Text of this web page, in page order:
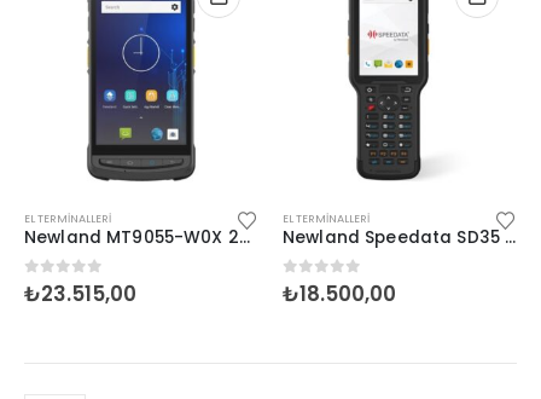
EL TERMINALLERI
Newland MT9055-W0X 2D Android 11 (Kılıf) Wifi BT
0 5 üzerinden
₺23.515,00
EL TERMINALLERI
Newland Speedata SD35 (Leo) 2D Android 8.1 Wifi BT
0 5 üzerinden
₺18.500,00